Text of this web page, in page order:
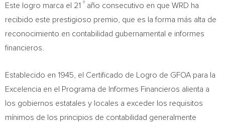
Este logro marca el 21 º año consecutivo en que WRD ha
recibido este prestigioso premio, que es la forma más alta de
reconocimiento en contabilidad gubernamental e informes
financieros.
Establecido en 1945, el Certificado de Logro de GFOA para la
Excelencia en el Programa de Informes Financieros alienta a
los gobiernos estatales y locales a exceder los requisitos
mínimos de los principios de contabilidad generalmente